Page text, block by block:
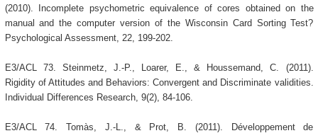
(2010). Incomplete psychometric equivalence of cores obtained on the
manual and the computer version of the Wisconsin Card Sorting Test?
Psychological Assessment, 22, 199-202.
E3/ACL 73. Steinmetz, J.-P., Loarer, E., & Houssemand, C. (2011).
Rigidity of Attitudes and Behaviors: Convergent and Discriminate validities.
Individual Differences Research, 9(2), 84-106.
E3/ACL 74. Tomàs, J.-L., & Prot, B. (2011). Développement de